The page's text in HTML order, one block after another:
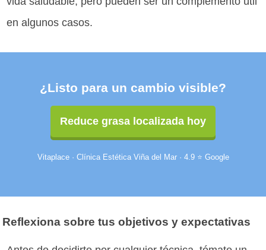
en algunos casos.
¿Listo para un cambio visible?
Reduce grasa localizada hoy
Vitaplace · Clínica Estética Viña del Mar · 4.9 ⭐ Google
Reflexiona sobre tus objetivos y expectativas